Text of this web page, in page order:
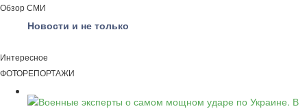
Обзор СМИ
Новости и не только
Интересное
ФОТОРЕПОРТАЖИ